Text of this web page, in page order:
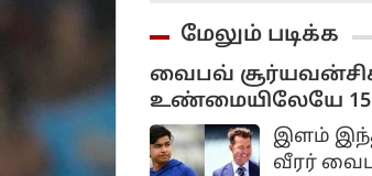
மேலும் படிக்க
வைபவ்
உண்மையிலேயே 15
வயதுதானா?
கருத்து என்ன?
இளம்
வீரர்